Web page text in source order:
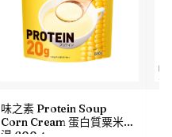
味之素 Protein Soup
Corn Cream 蛋白質粟米